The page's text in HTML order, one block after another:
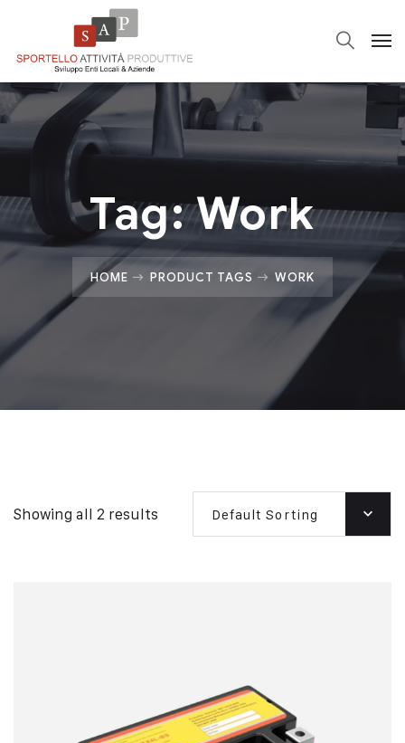
Tag:Work
HOME PRODUCT TAGS WORK
Showing all 2 results Default Sorting